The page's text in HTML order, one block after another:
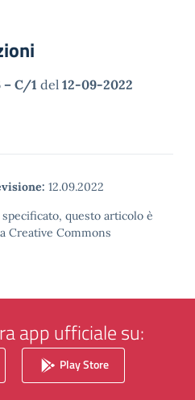
– C/1 del 12-09-2022
12.09.2022
questo articolo è
Creative Commons
app ufficiale su:
Play Store